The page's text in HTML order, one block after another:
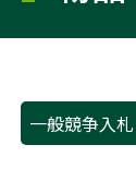
一般競争入札